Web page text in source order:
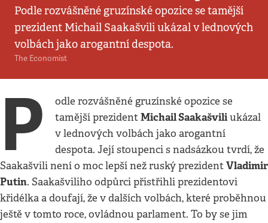
Podle rozvášněné gruzínské opozice se tamější
prezident Michail Saakašvili ukázal v lednových
volbách jako arogantní despota.
The Economist
P
odle rozvášněné gruzínské opozice se
tamější prezidentMichail Saakašviliukázal
v lednových volbách jako arogantní
despota. Její stoupenci s nadsázkou tvrdí, že
Saakašvili není o moc lepší než ruský prezidentVladimir
Putin. Saakašviliho odpůrci přistřihli prezidentovi
křidélka a doufají, že v dalších volbách, které proběhnou
ještě v tomto roce, ovládnou parlament. To by se jim